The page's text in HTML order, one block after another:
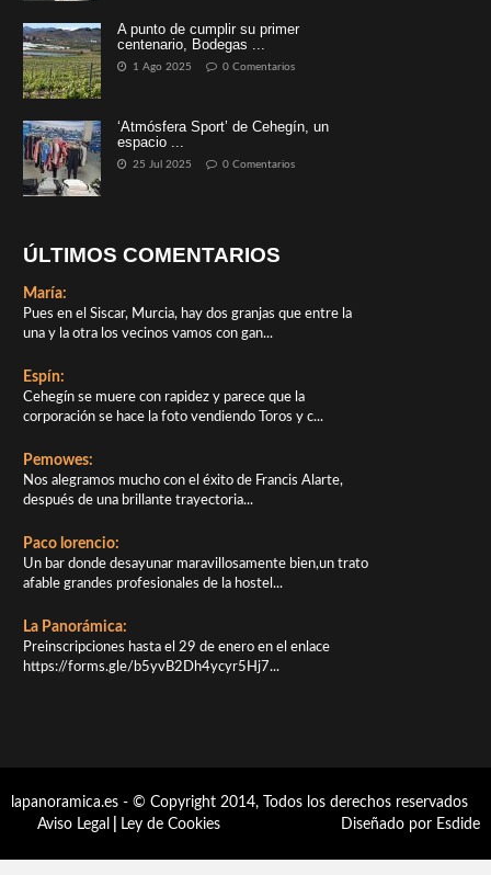
A punto de cumplir su primer
centenario, Bodegas ...
1 Ago 2025 0 Comentarios
‘Atmósfera Sport’ de Cehegín, un
espacio ...
25 Jul 2025 0 Comentarios
ÚLTIMOS COMENTARIOS
María:
Pues en el Siscar, Murcia, hay dos granjas que entre la
una y la otra los vecinos vamos con gan...
Espín:
Cehegín se muere con rapidez y parece que la
corporación se hace la foto vendiendo Toros y c...
Pemowes:
Nos alegramos mucho con el éxito de Francis Alarte,
después de una brillante trayectoria...
Paco lorencio:
Un bar donde desayunar maravillosamente bien,un trato
afable grandes profesionales de la hostel...
La Panorámica:
Preinscripciones hasta el 29 de enero en el enlace
https://forms.gle/b5yvB2Dh4ycyr5Hj7...
lapanoramica.es - © Copyright 2014, Todos los derechos reservados
Aviso Legal
Ley de Cookies Diseñado por Esdide